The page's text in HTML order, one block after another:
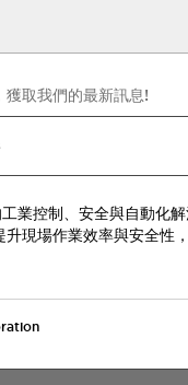
取我們的最新訊息!
業控制、安全與自動化
升現場作業效率與安全性